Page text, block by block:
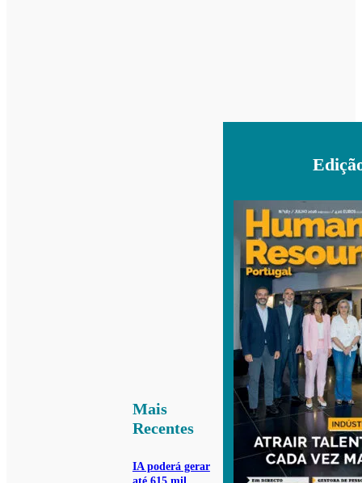
Mais
Recentes
IA poderá gerar